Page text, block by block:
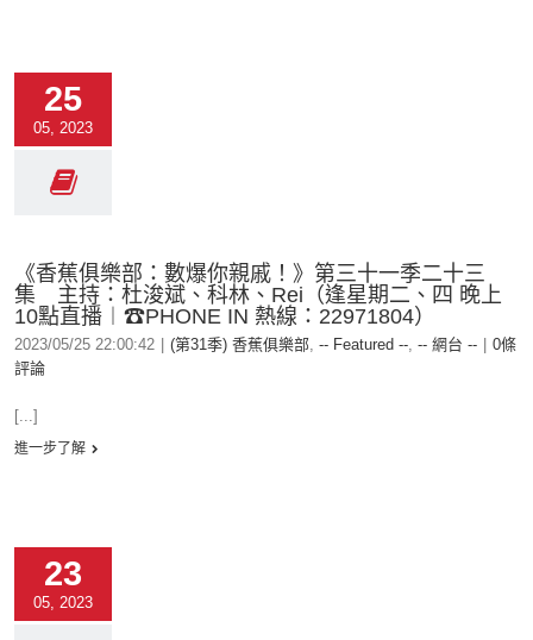
25
05, 2023
《香蕉俱樂部：數爆你親戚！》第三十一季二十三
集 主持：杜浚斌、科林、Rei（逢星期二、四 晚上
10點直播︱☎PHONE IN 熱線：22971804）
2023/05/25 22:00:42 (第31季) 香蕉俱樂部, -- Featured --, -- 網台 --
0條
評論
[...]
進一步了解
23
05, 2023